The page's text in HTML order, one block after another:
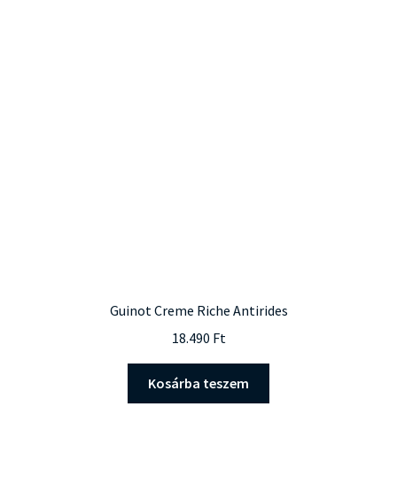
Guinot Creme Riche Antirides
18.490 Ft
Kosárba teszem